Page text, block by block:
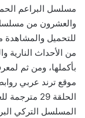
والعشرون من مسلسل
للتحميل والمشاهدة
من الأحداث النارية
بأكملها، ومن ثم
موقع ترند عربي
الحلقة 29
المسلسل التركي